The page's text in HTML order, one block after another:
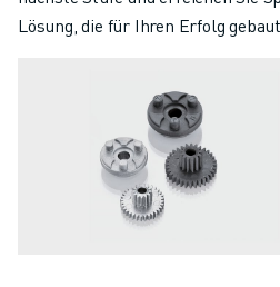
Lösung, die für Ihren Erfolg